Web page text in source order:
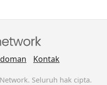
Kontak
Seluruh hak cipta.